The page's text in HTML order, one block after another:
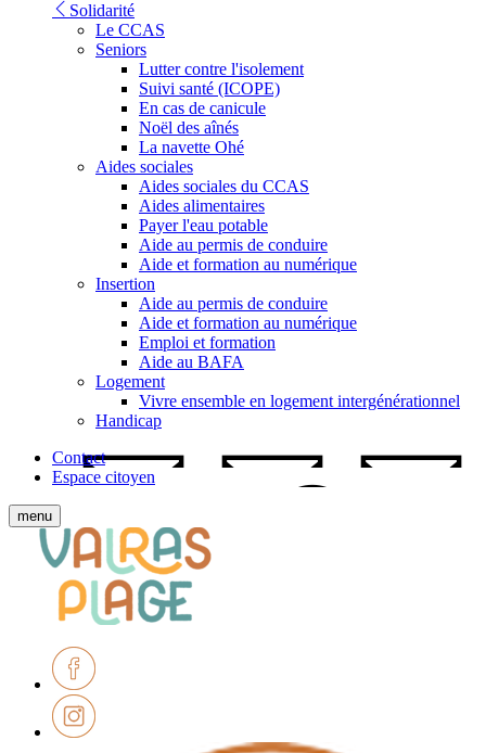
Solidarité
Le CCAS
Seniors
Lutter contre l'isolement
Suivi santé (ICOPE)
En cas de canicule
Noël des aînés
La navette Ohé
Aides sociales
Aides sociales du CCAS
Aides alimentaires
Payer l'eau potable
Aide au permis de conduire
Aide et formation au numérique
Insertion
Aide au permis de conduire
Aide et formation au numérique
Emploi et formation
Aide au BAFA
Logement
Vivre ensemble en logement intergénérationnel
Handicap
Contact
Espace citoyen
Afficher
le
menu
mobile
menu